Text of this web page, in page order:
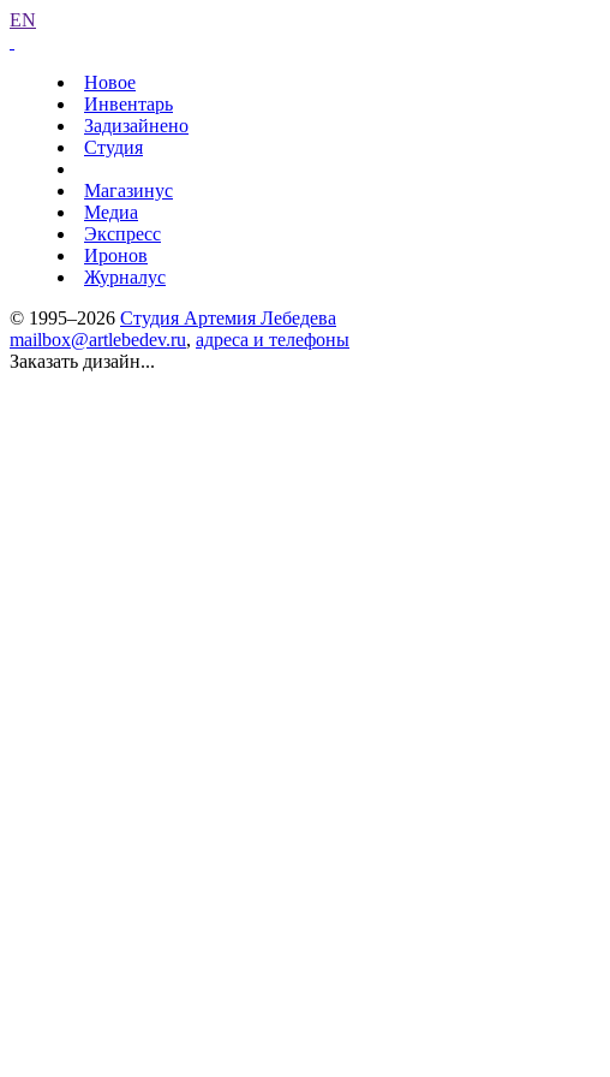
EN
Новое
Инвентарь
Задизайнено
Студия
Магазинус
Медиа
Экспресс
Иронов
Журналус
© 1995–2026 Студия Артемия Лебедева
mailbox@artlebedev.ru, адреса и телефоны
Заказать дизайн...